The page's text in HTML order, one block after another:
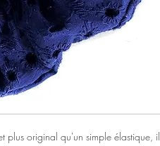
plus original qu'un simple élastique, il